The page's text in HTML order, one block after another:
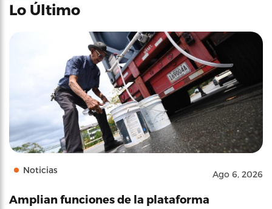
Lo Último
Noticias Ago 6, 2026
Amplian funciones de la plataforma